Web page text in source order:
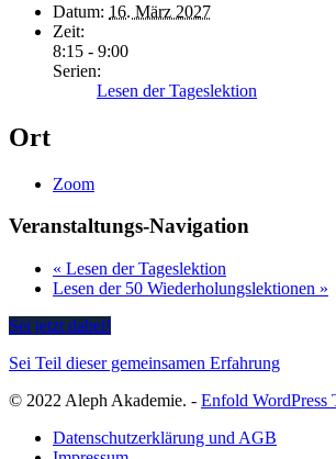
Datum: 16. März 2027
Zeit:
8:15 - 9:00
Serien:
Lesen der Tageslektion
Ort
Zoom
Veranstaltungs-Navigation
« Lesen der Tageslektion
Lesen der 50 Wiederholungslektionen »
Sei jetzt dabei!
Sei Teil dieser gemeinsamen Erfahrung
© 2022 Aleph Akademie. - Enfold WordPress
Datenschutzerklärung und AGB